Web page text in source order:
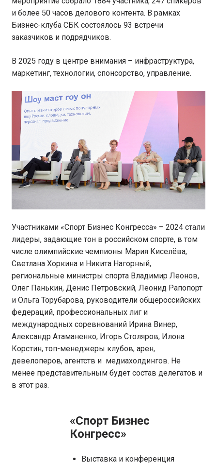
и более 50 часов делового контента. В рамках
Бизнес-клуба СБК состоялось 93 встречи
заказчиков и подрядчиков.
В 2025 году в центре внимания – инфраструктура,
маркетинг, технологии, спонсорство, управление.
Участниками «Спорт Бизнес Конгресса» – 2024 стали
лидеры, задающие тон в российском спорте, в том
числе олимпийские чемпионы Мария Киселёва,
Светлана Хоркина и Никита Нагорный,
региональные министры спорта Владимир Леонов,
Олег Панькин, Денис Петровский, Леонид Рапопорт
и Ольга Торубарова, руководители общероссийских
федераций, профессиональных лиг и
международных соревнований Ирина Винер,
Александр Атаманенко, Игорь Столяров, Илона
Корстин, топ-менеджеры клубов, арен,
девелоперов, агентств и медиахолдингов. Не
менее представительным будет состав делегатов и
в этот раз.
«Спорт Бизнес
Конгресс»
Выставка и конференция